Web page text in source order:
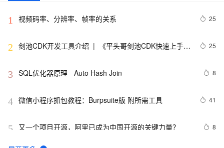
1 视频码率、分辨率、帧率的关系 25
2 剑池CDK开发工具介绍  |  《平头哥剑池CDK快速上手指
25
3 SQL优化器原理 - Auto Hash Join 8
4 微信小程序抓包教程：Burpsuite版 附所需工具 41
5 又一个项目开源，阿里已成为中国开源的关键力量？ 8